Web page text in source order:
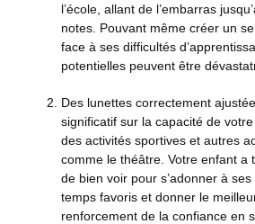
l’école, allant de l’embarras
notes. Pouvant même créer un
face à ses difficultés
potentielles peuvent être
Des lunettes correctement
significatif sur la capacité de
des activités sportives et autres
comme le théâtre. Votre enfant a
de bien voir pour s’adonner à
temps favoris et donner le
renforcement de la confiance en